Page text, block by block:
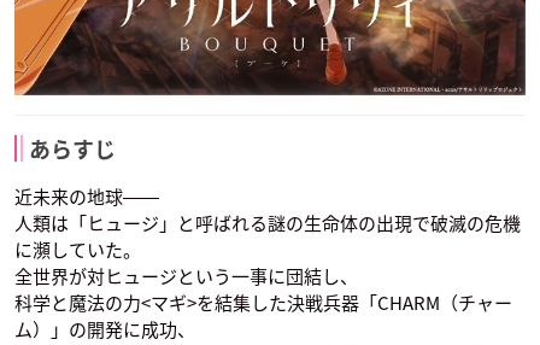
あらすじ
近未来の地球――
人類は「ヒュージ」と呼ばれる謎の生命体の出現で破滅の危機
に瀕していた。
全世界が対ヒュージという一事に団結し、
科学と魔法の力<マギ>を結集した決戦兵器「CHARM（チャー
ム）」の開発に成功、